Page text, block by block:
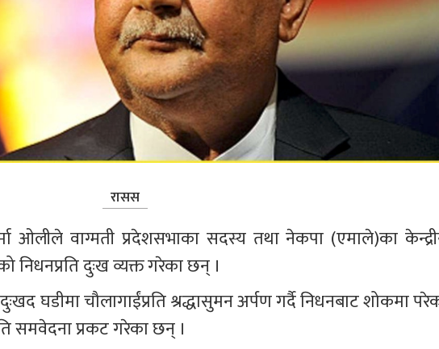
रासस
ओलीले वाग्मती प्रदेशसभाका सदस्य तथा नेकपा (एमाले)का
दुःख व्यक्त गरेका छन् ।
घडीमा चौलागाईंप्रति श्रद्धासुमन अर्पण गर्दै निधनबाट शोकमा
समवेदना प्रकट गरेका छन् ।